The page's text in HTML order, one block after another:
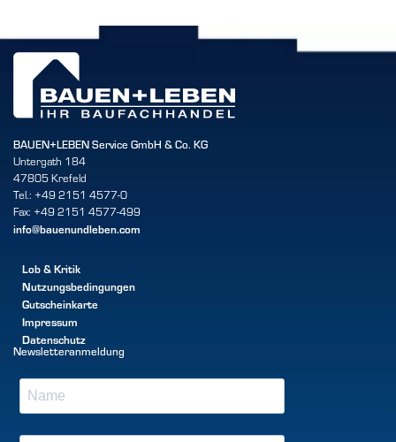
BAUEN+LEBEN Service GmbH & Co. KG
Untergath 184
47805 Krefeld
Tel.: +49 2151 4577-0
Fax: +49 2151 4577-499
info@bauenundleben.com
Lob & Kritik
Nutzungsbedingungen
Gutscheinkarte
Impressum
Datenschutz
Newsletteranmeldung